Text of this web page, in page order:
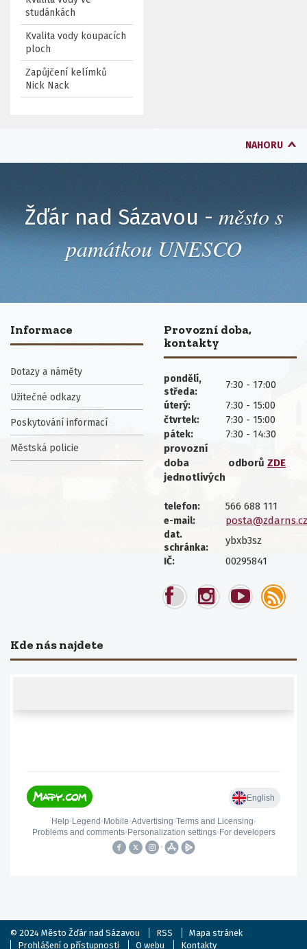
studánkách
Kvalita vody koupacích
ploch
Zapůjčení kelímků
Nick Nack
NAHORU
Žďár nad Sázavou - město s
památkou UNESCO
Informace
Dotazy a náměty
Užitečné odkazy
Poskytování informací
Městská policie
Provozní doba,
kontakty
pondělí,
středa:
7:30 - 17:00
úterý: 7:30 - 15:00
čtvrtek: 7:30 - 15:00
pátek:
7:30 - 14:30
provozní
doba
jednotlivých
odborů ZDE
telefon: 566 688 111
e-mail: posta@zdarns.cz
dat.
schránka:
ybxb3sz
IČ: 00295841
Kde nás najdete
© 2024 Město Žďár nad Sázavou RSS
Mapa stránek
Prohlášení o přístupnosti
O webu Kontakty